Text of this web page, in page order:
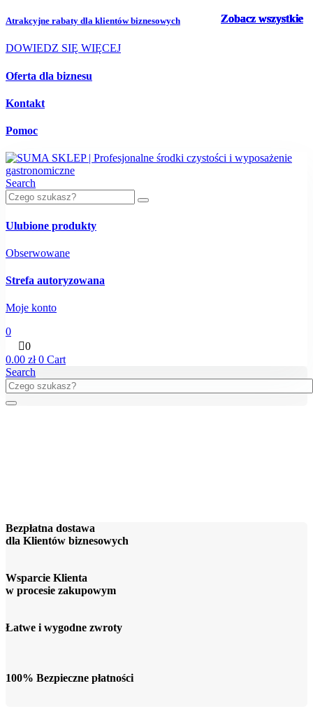
Atrakcyjne rabaty dla klientów biznesowych
DOWIEDZ SIĘ WIĘCEJ
Oferta dla biznesu
Kontakt
Pomoc
Search
Ulubione produkty
Obserwowane
Strefa autoryzowana
Moje konto
0
0
0.00 zł 0 Cart
Search
Bezpłatna dostawa
dla Klientów biznesowych
Wsparcie Klienta
w procesie zakupowym
Łatwe i wygodne zwroty
100% Bezpieczne płatności
Zobacz wszystkie
Zobacz wszystkie
Zobacz wszystkie
Zobacz wszystkie
Zobacz wszystkie